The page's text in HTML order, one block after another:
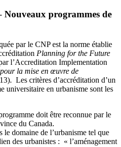
Nouveaux programmes de
par le CNP est la norme établie
Planning for the Future
l’Accreditation Implementation
la mise en œuvre de
Les critères d’accréditation d’un
universitaire en urbanisme sont les
doit être reconnue par le
du Canada.
le domaine de l’urbanisme tel que
des urbanistes : « l’aménagement